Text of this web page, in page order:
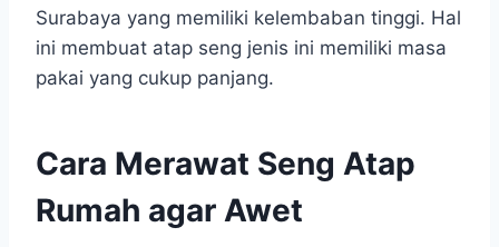
Surabaya yang memiliki kelembaban tinggi. Hal
ini membuat atap seng jenis ini memiliki masa
pakai yang cukup panjang.
Cara Merawat Seng Atap
Rumah agar Awet